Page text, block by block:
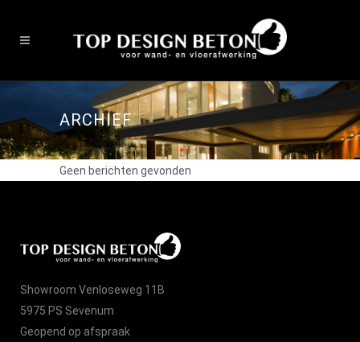
ARCHIEF
Geen berichten gevonden
Showroom Venloseweg 11B
5975 PS Sevenum
Geopend op afspraak